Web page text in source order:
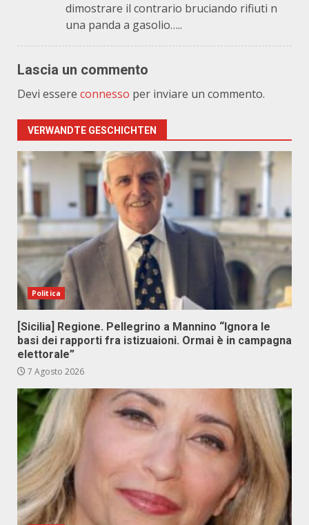
dimostrare il contrario bruciando rifiuti n
una panda a gasolio…..
Lascia un commento
Devi essere connesso per inviare un commento.
VERWANDTE GESCHICHTEN
Politica
[Sicilia] Regione. Pellegrino a Mannino “Ignora le
basi dei rapporti fra istizuaioni. Ormai è in campagna
elettorale”
7 Agosto 2026